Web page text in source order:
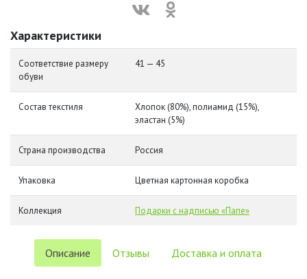
Характеристики
Соответствие размеру
обуви
41 — 45
Состав текстиля
Хлопок (80%), полиамид (15%),
эластан (5%)
Страна производства Россия
Упаковка Цветная картонная коробка
Коллекция Подарки с надписью «Папе»
Описание Отзывы Доставка и оплата